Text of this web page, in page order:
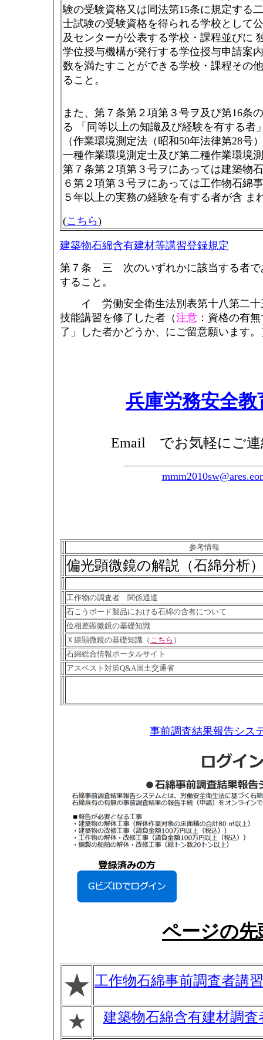
験の受験資格又は同法第15条に規定する
士試験の受験資格を得られる学校として
及センターが公表する学校・課程並びに
学位授与機構が発行する学位授与申請案
数を満たすことができる学校・課程その
ること。
また、第７条第２項第３号ヲ及び第16条
る 「同等以上の知識及び経験を有する者
（作業環境測定法（昭和50年法律第28号
一種作業環境測定士及び第二種作業環境
第７条第２項第３号ヲにあっては建築物
６第２項第３号ヲにあっては工作物石綿
５年以上の実務の経験を有する者が含 ま
(こちら)
建築物石綿含有建材等講習登録規定
第７条 三 次のいずれかに該当する者で
すること。
イ 労働安全衛生法別表第十八第二十
技能講習を修了した者（注意 ：資格の有
了」した者かどうか、にご留意願います。
兵庫労務安全教
Email でお気軽にご連
参考情報
偏光顕微鏡の解説（石綿分析
工作物の調査者 関係通達
石こうボード製品における石綿の含有について
位相差顕微鏡の基礎知識
Ｘ線顕微鏡の基礎知識（ こちら ）
石綿総合情報ポータルサイト
アスベスト対策Q&A国土交通省
事前調査結果報告シ
ページの先
★ 工作物石綿事前調査者講習
★ 建築物石綿含有建材調査